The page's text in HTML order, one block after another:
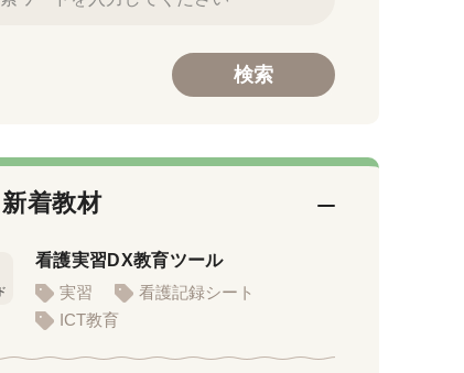
新着教材
看護実習DX教育ツール
実習
看護記録シート
ICT教育